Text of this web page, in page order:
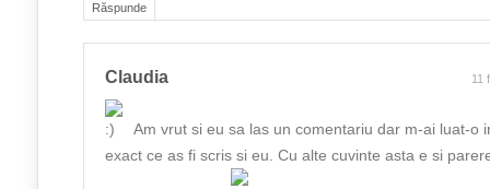
Răspunde
Claudia 11
Am vrut si eu sa las un comentariu dar m-ai luat-o
exact ce as fi scris si eu. Cu alte cuvinte asta e si